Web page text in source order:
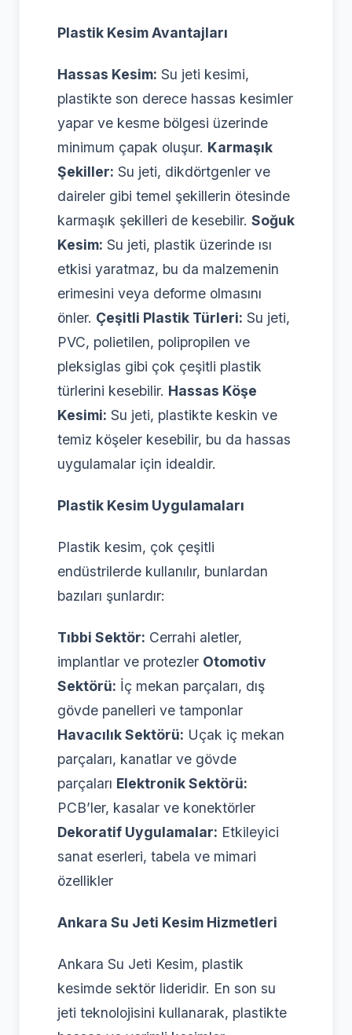
Plastik Kesim Avantajları
Hassas Kesim: Su jeti kesimi,
plastikte son derece hassas kesimler
yapar ve kesme bölgesi üzerinde
minimum çapak oluşur. Karmaşık
Şekiller: Su jeti, dikdörtgenler ve
daireler gibi temel şekillerin ötesinde
karmaşık şekilleri de kesebilir. Soğuk
Kesim: Su jeti, plastik üzerinde ısı
etkisi yaratmaz, bu da malzemenin
erimesini veya deforme olmasını
önler. Çeşitli Plastik Türleri: Su jeti,
PVC, polietilen, polipropilen ve
pleksiglas gibi çok çeşitli plastik
türlerini kesebilir. Hassas Köşe
Kesimi: Su jeti, plastikte keskin ve
temiz köşeler kesebilir, bu da hassas
uygulamalar için idealdir.
Plastik Kesim Uygulamaları
Plastik kesim, çok çeşitli
endüstrilerde kullanılır, bunlardan
bazıları şunlardır:
Tıbbi Sektör: Cerrahi aletler,
implantlar ve protezler Otomotiv
Sektörü: İç mekan parçaları, dış
gövde panelleri ve tamponlar
Havacılık Sektörü: Uçak iç mekan
parçaları, kanatlar ve gövde
parçaları Elektronik Sektörü:
PCB’ler, kasalar ve konektörler
Dekoratif Uygulamalar: Etkileyici
sanat eserleri, tabela ve mimari
özellikler
Ankara Su Jeti Kesim Hizmetleri
Ankara Su Jeti Kesim, plastik
kesimde sektör lideridir. En son su
jeti teknolojisini kullanarak, plastikte